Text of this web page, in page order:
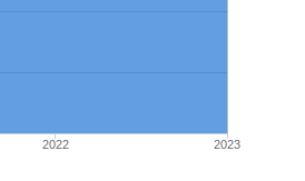
2022 2023